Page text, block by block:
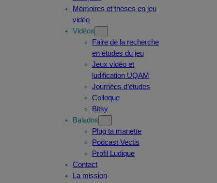
Mémoires et thèses en jeu
vidéo
Vidéos
Faire de la recherche
en études du jeu
Jeux vidéo et
ludification UQAM
Journées d’études
Colloque
Bitsy
Balados
Plug ta manette
Podcast Vectis
Profil Ludique
Contact
La mission